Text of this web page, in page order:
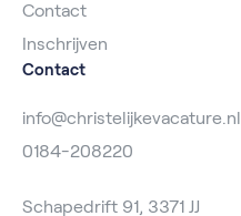
Contact
Inschrijven
Contact
info@christelijkevacature.nl
0184-208220
Schapedrift 91, 3371 JJ